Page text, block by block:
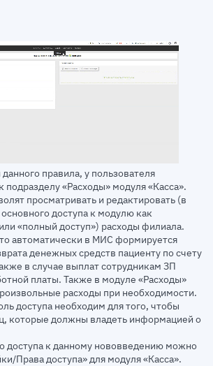
правила, у пользователя
подразделу «Расходы» модуля «Касса».
просматривать и редактировать (в
доступа к модулю как
«полный доступ») расходы филиала.
автоматически в МИС формируется
денежных средств пациенту по счету
в случае выплат сотрудникам ЗП
платы. Также в модуле «Расходы»
расходы при необходимости.
доступа необходим для того, чтобы
которые должны владеть информацией о
доступа к данному нововведению можно
Права доступа» для модуля «Касса».